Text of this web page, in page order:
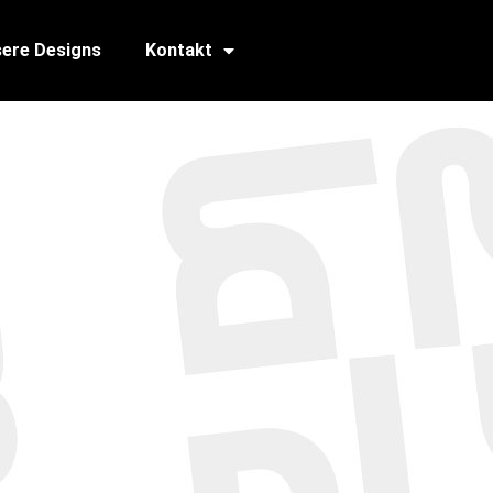
Designs Kontakt